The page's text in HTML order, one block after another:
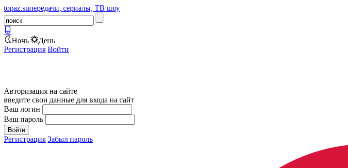
topaz.suпередачи, сериалы, ТВ шоу
Ночь
День
Регистрация Войти
Авторизация на сайте
введите свои данные для входа на сайт
Ваш логин
Ваш пароль
Регистрация Забыл пароль